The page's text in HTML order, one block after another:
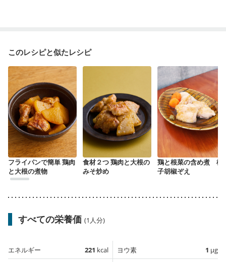
このレシピと似たレシピ
フライパンで簡単 鶏肉
と大根の煮物
食材２つ 鶏肉と大根の
みそ炒め
鶏と根菜の含め煮 柚
子胡椒ぞえ
すべての栄養価 (1人分)
エネルギー 221 kcal
ヨウ素 1 µg